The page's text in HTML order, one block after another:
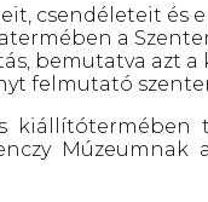
csendéleteit és
a
bemutatva azt
felmutató
kiállítótermében